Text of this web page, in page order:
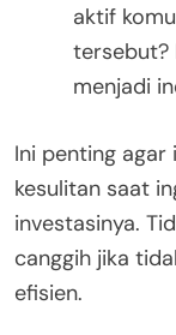
aktif
tersebut?
menjadi
Ini penting
kesulitan saat
investasinya.
canggih jika
efisien.